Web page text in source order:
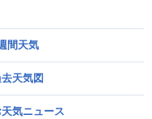
間天気
天気図
天気ニュース